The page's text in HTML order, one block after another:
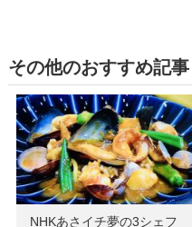
その他のおすすめ記事
NHKあさイチ夢の3シェフ